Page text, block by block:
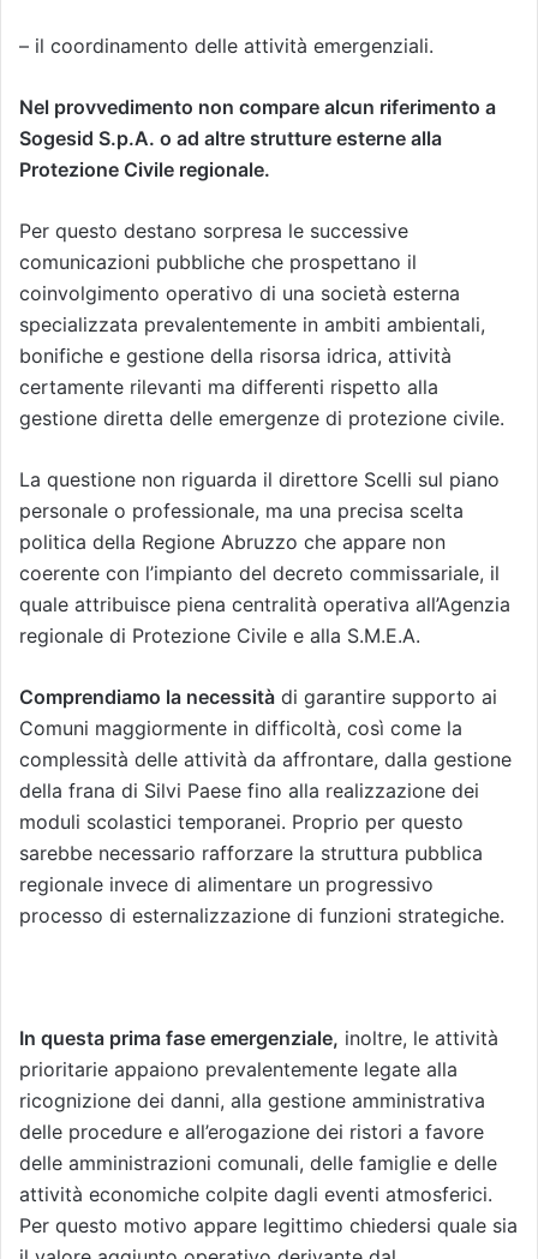
– il coordinamento delle attività emergenziali.
Nel provvedimento non compare alcun riferimento a
Sogesid S.p.A. o ad altre strutture esterne alla
Protezione Civile regionale.
Per questo destano sorpresa le successive
comunicazioni pubbliche che prospettano il
coinvolgimento operativo di una società esterna
specializzata prevalentemente in ambiti ambientali,
bonifiche e gestione della risorsa idrica, attività
certamente rilevanti ma differenti rispetto alla
gestione diretta delle emergenze di protezione civile.
La questione non riguarda il direttore Scelli sul piano
personale o professionale, ma una precisa scelta
politica della Regione Abruzzo che appare non
coerente con l’impianto del decreto commissariale, il
quale attribuisce piena centralità operativa all’Agenzia
regionale di Protezione Civile e alla S.M.E.A.
Comprendiamo la necessità di garantire supporto ai
Comuni maggiormente in difficoltà, così come la
complessità delle attività da affrontare, dalla gestione
della frana di Silvi Paese fino alla realizzazione dei
moduli scolastici temporanei. Proprio per questo
sarebbe necessario rafforzare la struttura pubblica
regionale invece di alimentare un progressivo
processo di esternalizzazione di funzioni strategiche.
In questa prima fase emergenziale, inoltre, le attività
prioritarie appaiono prevalentemente legate alla
ricognizione dei danni, alla gestione amministrativa
delle procedure e all’erogazione dei ristori a favore
delle amministrazioni comunali, delle famiglie e delle
attività economiche colpite dagli eventi atmosferici.
Per questo motivo appare legittimo chiedersi quale sia